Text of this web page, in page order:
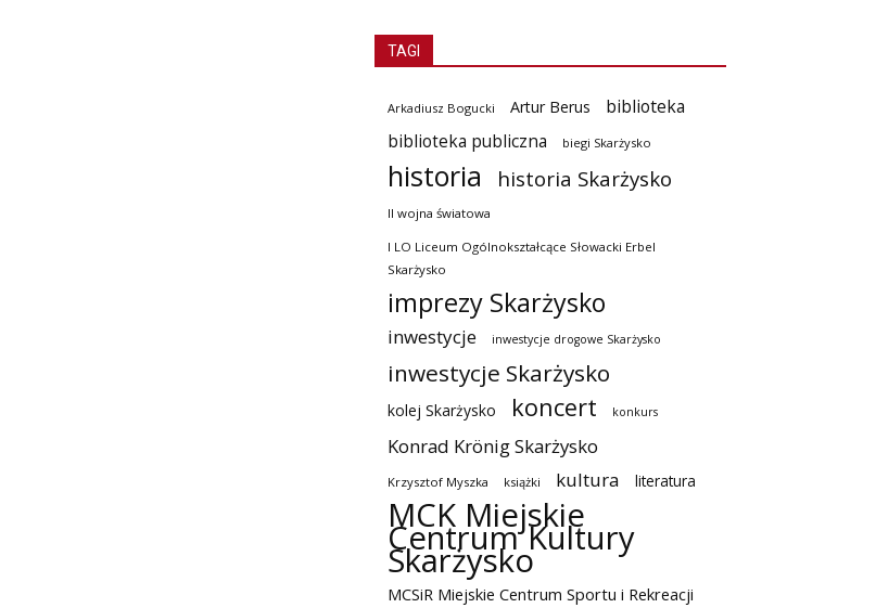
TAGI
Arkadiusz Bogucki Artur Berus
biblioteka
biblioteka publiczna
biegi Skarżysko
historia historia Skarżysko
II wojna światowa
I LO Liceum Ogólnokształcące Słowacki Erbel
Skarżysko
imprezy Skarżysko
inwestycje inwestycje drogowe Skarżysko
inwestycje Skarżysko
kolej Skarżysko koncert konkurs
Konrad Krönig Skarżysko
Krzysztof Myszka książki kultura literatura
MCK Miejskie
Centrum Kultury
Skarżysko
MCSiR Miejskie Centrum Sportu i Rekreacji